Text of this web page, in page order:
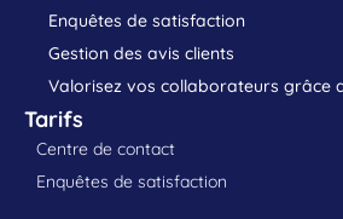
Enquêtes de satisfaction
Gestion des avis clients
Valorisez vos collaborateurs grâce
Tarifs
Centre de contact
Enquêtes de satisfaction